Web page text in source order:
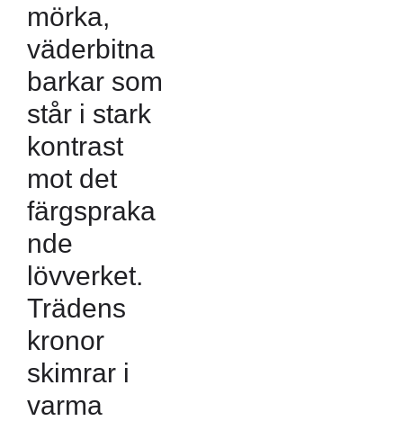
mörka,
väderbitna
barkar som
står i stark
kontrast
mot det
färgspraka
nde
lövverket.
Trädens
kronor
skimrar i
varma